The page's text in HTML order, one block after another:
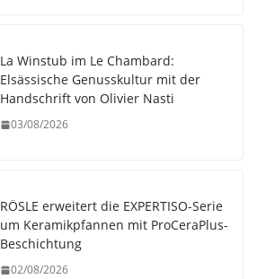
La Winstub im Le Chambard:
Elsässische Genusskultur mit der
Handschrift von Olivier Nasti
03/08/2026
RÖSLE erweitert die EXPERTISO-Serie
um Keramikpfannen mit ProCeraPlus-
Beschichtung
02/08/2026